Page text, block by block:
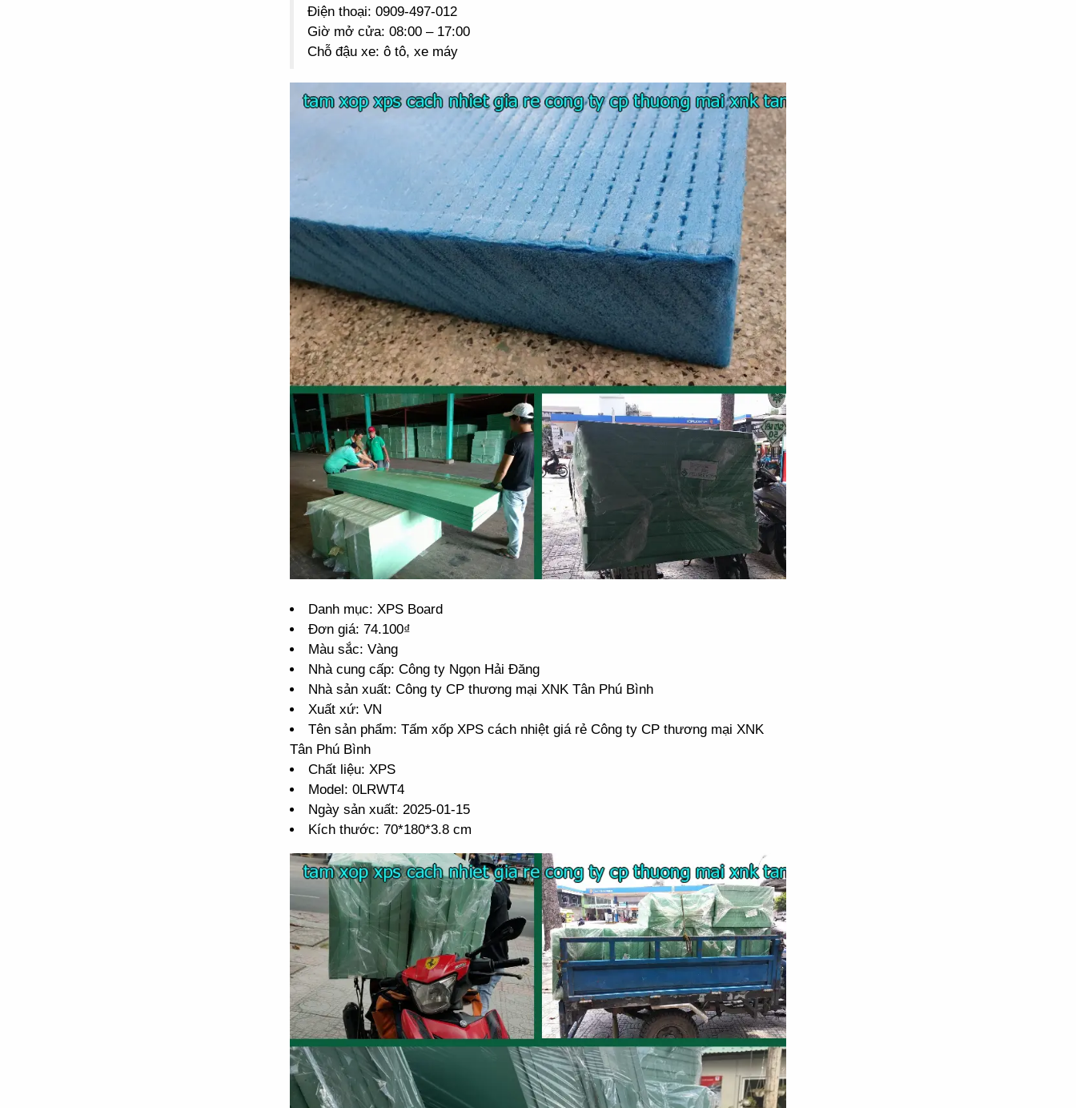
Điện thoại: 0909-497-012
Giờ mở cửa: 08:00 – 17:00
Chỗ đậu xe: ô tô, xe máy
Danh mục: XPS Board
Đơn giá: 74.100₫
Màu sắc: Vàng
Nhà cung cấp: Công ty Ngọn Hải Đăng
Nhà sản xuất: Công ty CP thương mại XNK Tân Phú Bình
Xuất xứ: VN
Tên sản phẩm: Tấm xốp XPS cách nhiệt giá rẻ Công ty CP thương mại XNK
Tân Phú Bình
Chất liệu: XPS
Model: 0LRWT4
Ngày sản xuất: 2025-01-15
Kích thước: 70*180*3.8 cm